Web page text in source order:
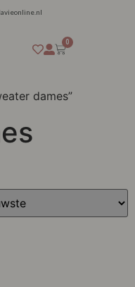
0
dames”